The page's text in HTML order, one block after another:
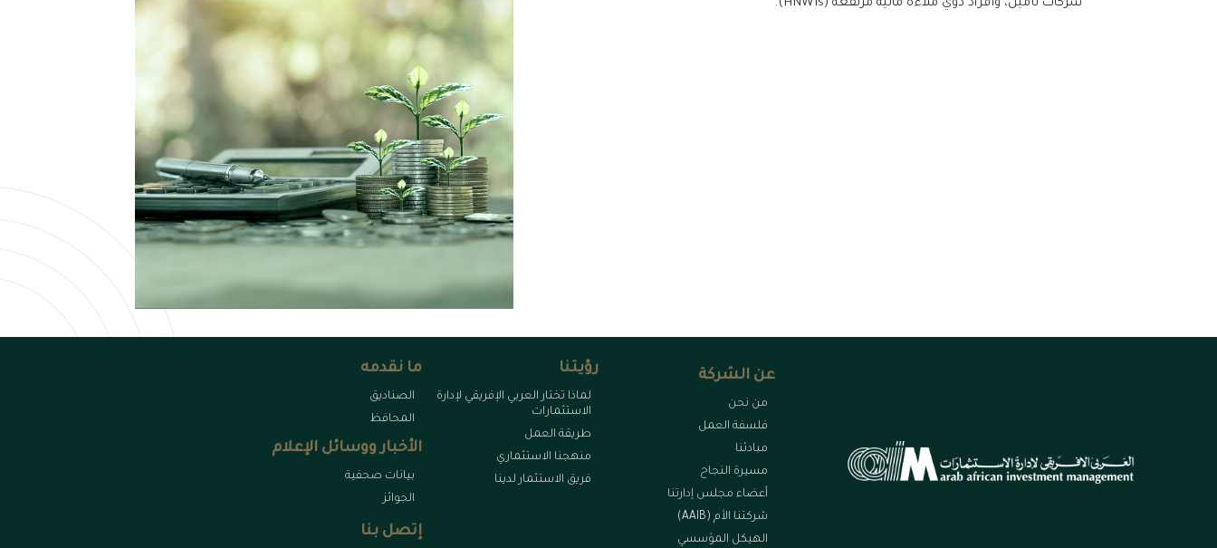
شركات تأمين، وأفراد ذوي ملاءة مالية مرتفعة (HNWIs).
عن الشركة
من نحن
فلسفة العمل
مبادئنا
مسيرة النجاح
أعضاء مجلس إدارتنا
شركتنا الأم (AAIB)
الهيكل المؤسسي
رؤيتنا
لماذا تختار العربي الإفريقي لإدارة
الاستثمارات
طريقة العمل
منهجنا الاستثماري
فريق الاستثمار لدينا
ما نقدمه
الصناديق
المحافظ
الأخبار ووسائل الإعلام
بيانات صحفية
الجوائز
إتصل بنا